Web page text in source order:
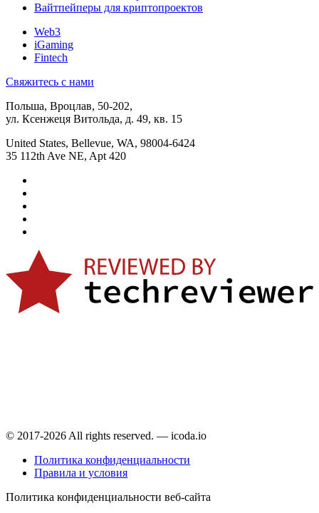
Вайтпейперы для криптопроектов
Web3
iGaming
Fintech
Свяжитесь с нами
Польша, Вроцлав, 50-202,
ул. Ксенжеця Витольда, д. 49, кв. 15
United States, Bellevue, WA, 98004-6424
35 112th Ave NE, Apt 420
© 2017-2026 All rights reserved. — icoda.io
Политика конфиденциальности
Правила и условия
Политика конфиденциальности веб-сайта